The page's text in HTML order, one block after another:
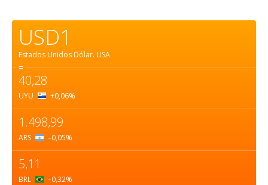
USD1
Estados Unidos Dólar. USA
=
40,28
UYU +0,06%
1.498,99
ARS –0,05%
5,11
BRL –0,32%